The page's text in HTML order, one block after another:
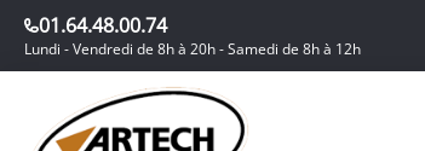
01.64.48.00.74
Lundi - Vendredi de 8h à 20h - Samedi de 8h à 12h